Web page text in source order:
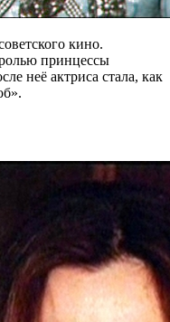
кино.
принцессы
неё актриса стала, как